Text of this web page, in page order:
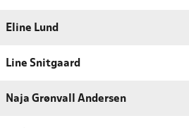
Eline Lund
Line Snitgaard
Naja Grønvall Andersen